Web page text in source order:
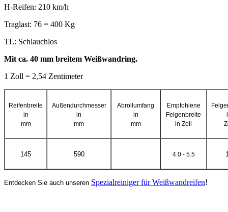
H-Reifen: 210 km/h
Traglast: 76 = 400 Kg
TL: Schlauchlos
Mit ca. 40 mm breitem Weißwandring.
1 Zoll = 2,54 Zentimeter
Reifenbreite
in
mm
Außendurchmesser
in
mm
Abrollumfang
in
mm
Empfohlene
Felgenbreite
in Zoll
145 590 4.0 - 5.5
Entdecken Sie auch unseren Spezialreiniger für Weißwandreifen!